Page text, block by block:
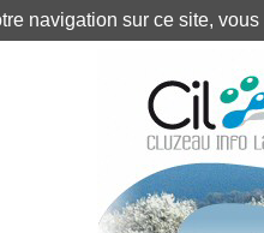
navigation sur ce site,